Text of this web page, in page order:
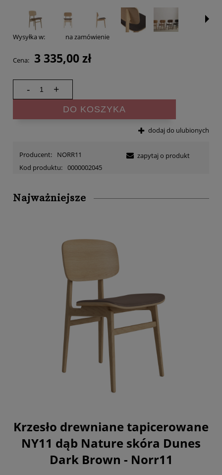
Wysyłka w: na zamówienie
Cena: 3 335,00 zł
- +
DO KOSZYKA
dodaj do ulubionych
Producent:
NORR11
Kod produktu: 0000002045
zapytaj o produkt
Najważniejsze
Krzesło drewniane tapicerowane
NY11 dąb Nature skóra Dunes
Dark Brown - Norr11